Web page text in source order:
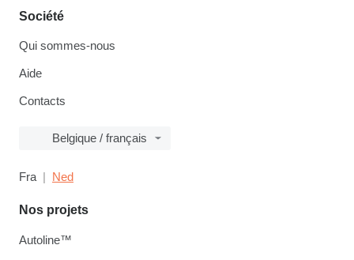
Société
Qui sommes-nous
Aide
Contacts
Belgique / français
Fra Ned
Nos projets
Autoline™